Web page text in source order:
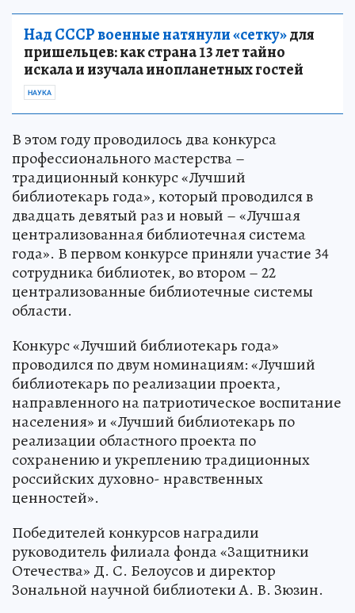
Над СССР военные натянули «сетку»для
пришельцев: как страна 13 лет тайно
искала и изучала инопланетных гостей
НАУКА
В этом году проводилось два конкурса
профессионального мастерства –
традиционный конкурс «Лучший
библиотекарь года», который проводился в
двадцать девятый раз и новый – «Лучшая
централизованная библиотечная система
года». В первом конкурсе приняли участие 34
сотрудника библиотек, во втором – 22
централизованные библиотечные системы
области.
Конкурс «Лучший библиотекарь года»
проводился по двум номинациям: «Лучший
библиотекарь по реализации проекта,
направленного на патриотическое воспитание
населения» и «Лучший библиотекарь по
реализации областного проекта по
сохранению и укреплению традиционных
российских духовно- нравственных
ценностей».
Победителей конкурсов наградили
руководитель филиала фонда «Защитники
Отечества» Д. С. Белоусов и директор
Зональной научной библиотеки А. В. Зюзин.